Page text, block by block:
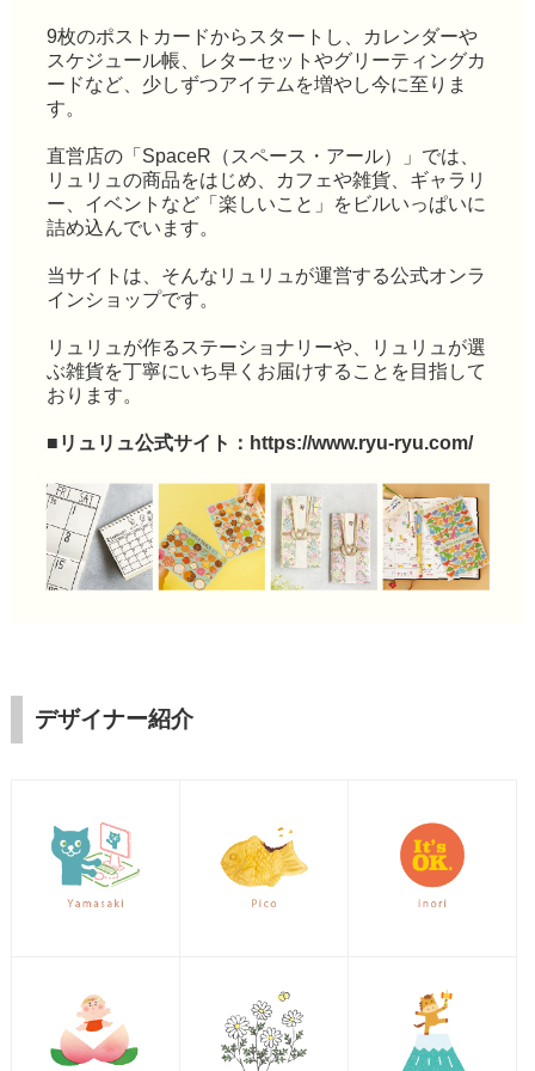
9枚のポストカードからスタートし、カレンダーや
スケジュール帳、レターセットやグリーティングカ
ードなど、少しずつアイテムを増やし今に至りま
す。
直営店の「SpaceR（スペース・アール）」では、
リュリュの商品をはじめ、カフェや雑貨、ギャラリ
ー、イベントなど「楽しいこと」をビルいっぱいに
詰め込んでいます。
当サイトは、そんなリュリュが運営する公式オンラ
インショップです。
リュリュが作るステーショナリーや、リュリュが選
ぶ雑貨を丁寧にいち早くお届けすることを目指して
おります。
■リュリュ公式サイト： https://www.ryu-ryu.com/
デザイナー紹介